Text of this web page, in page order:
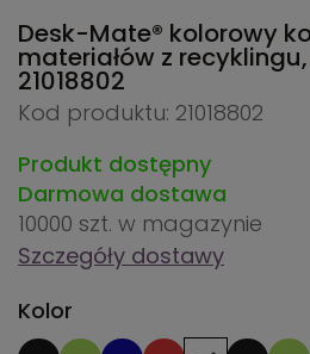
Desk-Mate® kolorowy
materiałów z
21018802
Kod produktu: 21018802
Produkt dostępny
Darmowa dostawa
10000 szt. w magazynie
Szczegóły dostawy
Kolor